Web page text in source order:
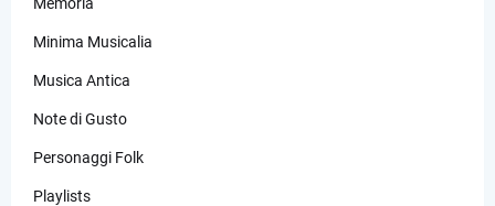
Minima Musicalia
Musica Antica
Note di Gusto
Personaggi Folk
Playlists